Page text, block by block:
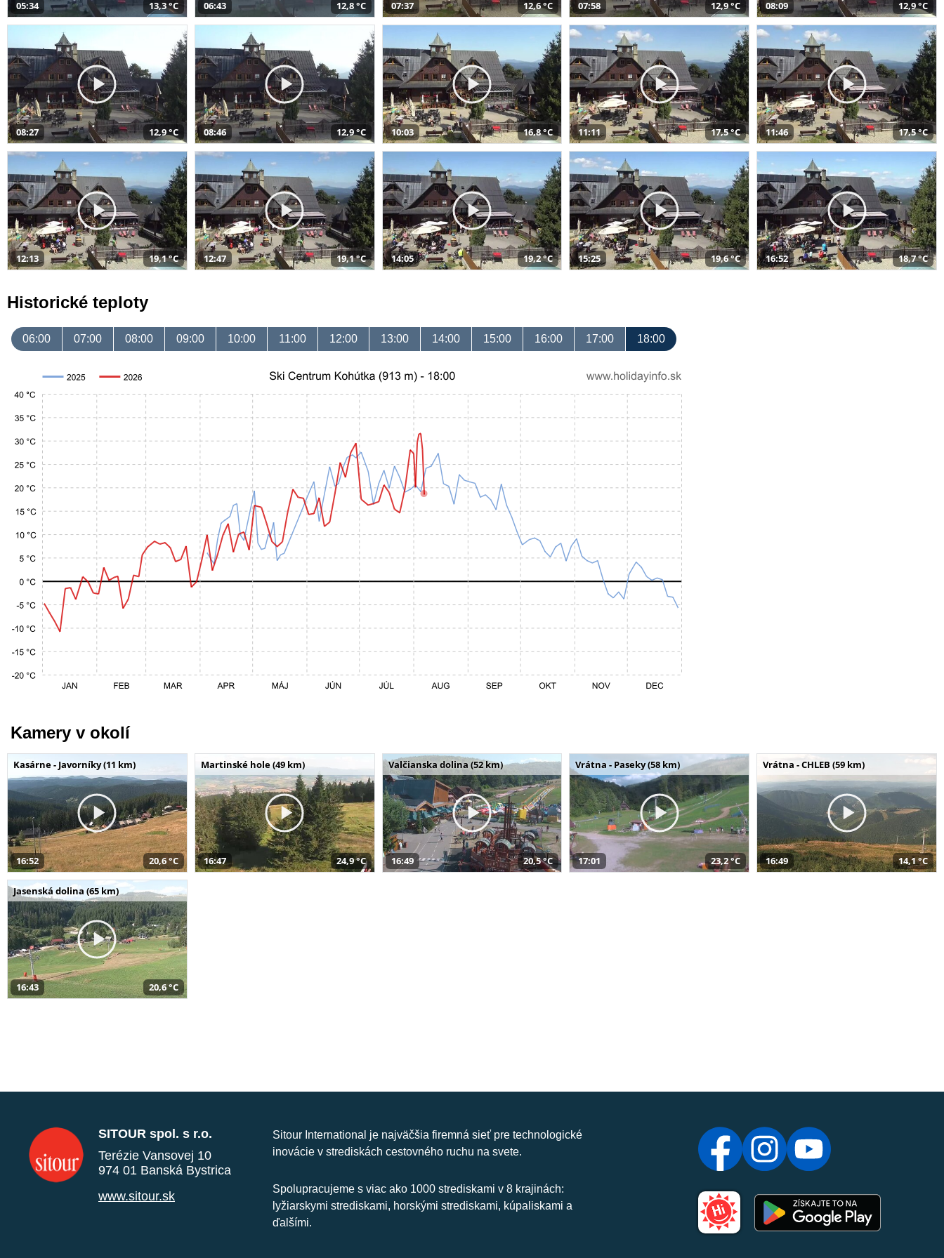
05:34 13,3 °C 06:43 12,8 °C 07:37 12,6 °C 07:58 12,9 °C 08:09 12,9 °C
08:27 12,9 °C 08:46 12,9 °C 10:03 16,8 °C 11:11 17,5 °C 11:46 17,5 °C
12:13 19,1 °C 12:47 19,1 °C 14:05 19,2 °C 15:25 19,6 °C 16:52 18,7 °C
Historické teploty
06:00 07:00 08:00 09:00 10:00 11:00 12:00 13:00 14:00 15:00 16:00 17:00 18:00
Kamery v okolí
Kasárne - Javorníky (11 km)
16:52 20,6 °C
Martinské hole (49 km)
16:47 24,9 °C
Valčianska dolina (52 km)
16:49 20,5 °C
Vrátna - Paseky (58 km)
17:01 23,2 °C
Vrátna - CHLEB (59 km)
16:49 14,1 °C
Jasenská dolina (65 km)
16:43 20,6 °C
SITOUR spol. s r.o.
Terézie Vansovej 10
974 01 Banská Bystrica
www.sitour.sk
Sitour International je najväčšia firemná sieť pre technologické
inovácie v strediskách cestovného ruchu na svete.
Spolupracujeme s viac ako 1000 strediskami v 8 krajinách:
lyžiarskymi strediskami, horskými strediskami, kúpaliskami a
ďalšími.